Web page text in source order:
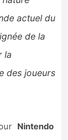
actuel du
de la
la
des joueurs
Nintendo